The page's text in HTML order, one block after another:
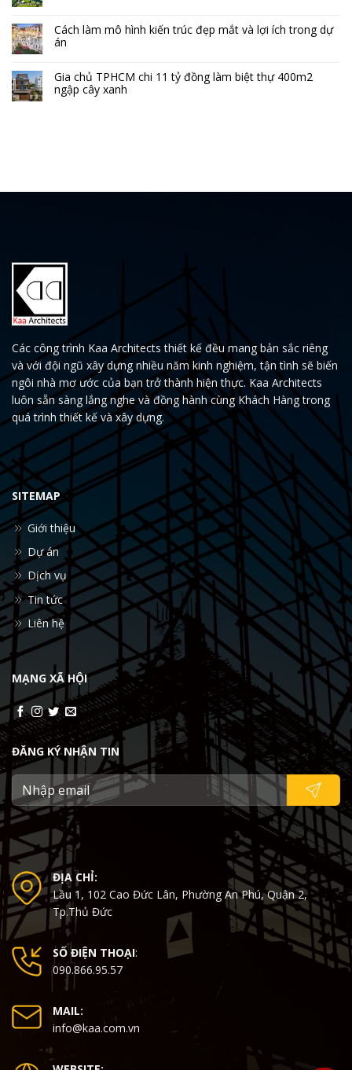
Cách làm mô hình kiến trúc đẹp mắt và lợi ích trong dự
án
Gia chủ TPHCM chi 11 tỷ đồng làm biệt thự 400m2
ngập cây xanh
Các công trình Kaa Architects thiết kế đều mang bản sắc riêng
và với đội ngũ xây dựng nhiều năm kinh nghiệm, tận tình sẽ biến
ngôi nhà mơ ước của bạn trở thành hiện thực. Kaa Architects
luôn sẵn sàng lắng nghe và đồng hành cùng Khách Hàng trong
quá trình thiết kế và xây dựng.
SITEMAP
Giới thiệu
Dự án
Dịch vụ
Tin tức
Liên hệ
MẠNG XÃ HỘI
ĐĂNG KÝ NHẬN TIN
ĐỊA CHỈ:
Lầu 1, 102 Cao Đức Lân, Phường An Phú, Quận 2,
Tp.Thủ Đức
SỐ ĐIỆN THOẠI:
090.866.95.57
MAIL:
info@kaa.com.vn